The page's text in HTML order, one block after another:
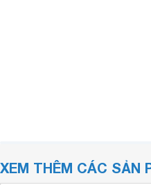
XEM THÊM CÁC